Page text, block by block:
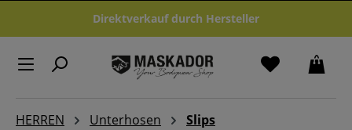
Zum Hauptinhalt springenDirektverkauf durch Hersteller
HERREN Unterhosen Slips